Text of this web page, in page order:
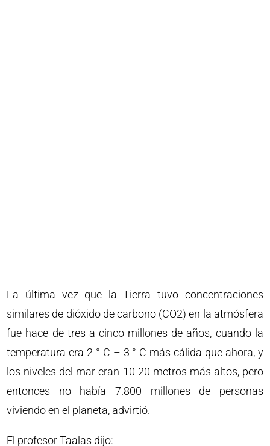
La última vez que la Tierra tuvo concentraciones
similares de dióxido de carbono (CO2) en la atmósfera
fue hace de tres a cinco millones de años, cuando la
temperatura era 2 ° C – 3 ° C más cálida que ahora, y
los niveles del mar eran 10-20 metros más altos, pero
entonces no había 7.800 millones de personas
viviendo en el planeta, advirtió.
El profesor Taalas dijo: